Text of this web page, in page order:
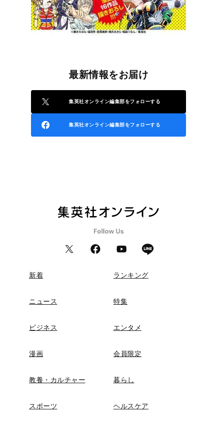
最新情報をお届け
集英社オンライン編集部をフォローする
集英社オンライン編集部をフォローする
新着 ランキング
ニュース 特集
ビジネス エンタメ
漫画 会員限定
教養・カルチャー 暮らし
スポーツ ヘルスケア